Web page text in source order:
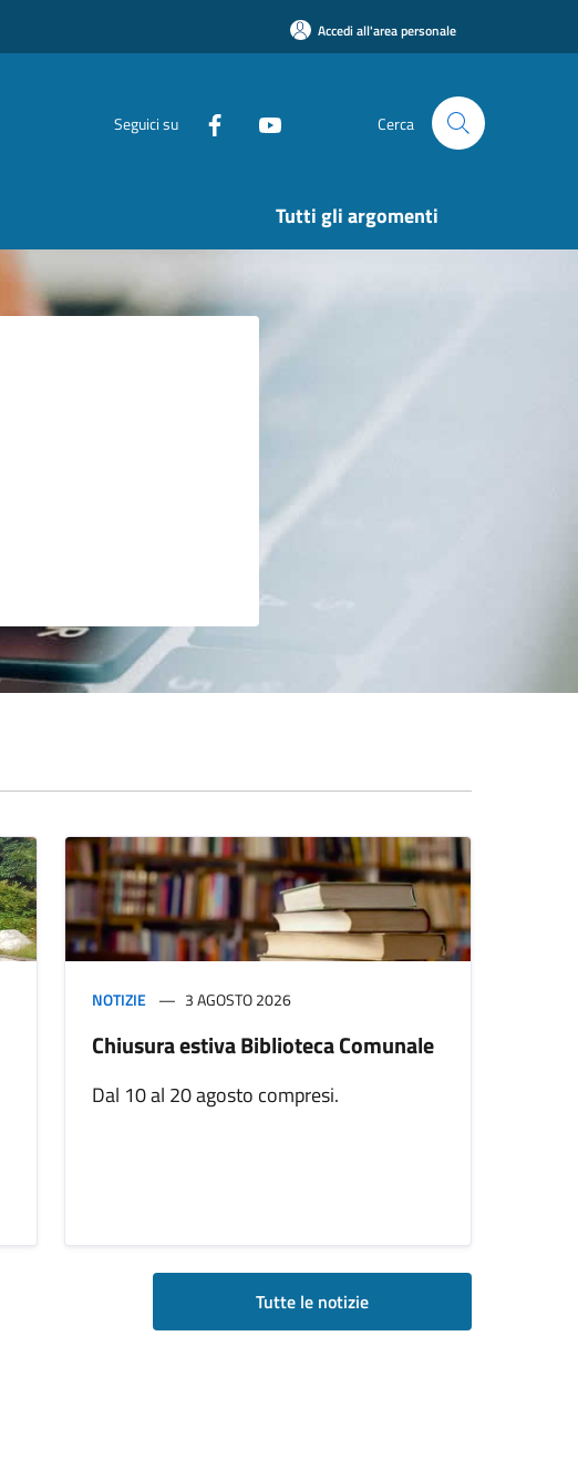
Accedi all'area personale
Seguici su Cerca
Tutti gli argomenti
NOTIZIE 3 AGOSTO 2026
Chiusura estiva Biblioteca Comunale
Dal 10 al 20 agosto compresi.
Tutte le notizie